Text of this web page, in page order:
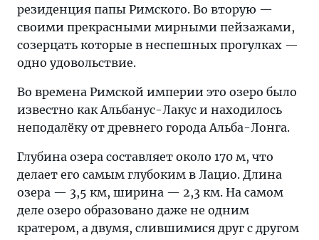
резиденция папы Римского. Во вторую —
своими прекрасными мирными пейзажами,
созерцать которые в неспешных прогулках —
одно удовольствие.
Во времена Римской империи это озеро было
известно как Альбанус-Лакус и находилось
неподалёку от древнего города Альба-Лонга.
Глубина озера составляет около 170 м, что
делает его самым глубоким в Лацио. Длина
озера — 3,5 км, ширина — 2,3 км. На самом
деле озеро образовано даже не одним
кратером, а двумя, слившимися друг с другом